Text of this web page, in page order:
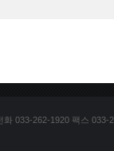
033-262-1920 팩스 033-